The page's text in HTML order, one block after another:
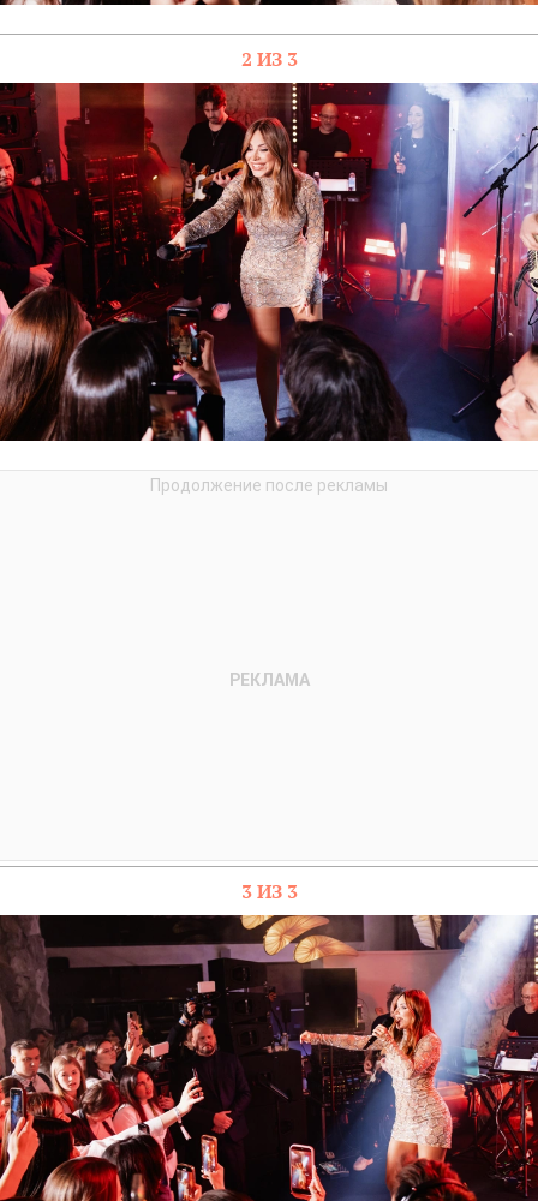
2 ИЗ 3
3 ИЗ 3